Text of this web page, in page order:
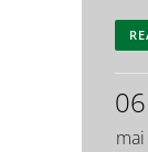
06
mai